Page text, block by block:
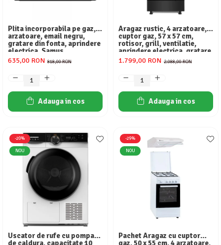
Plita incorporabila pe gaz, 4
arzatoare, email negru,
gratare din fonta, aprindere
electrica, Samus
818,00 RON
635,00 RON
Adauga in cos
Aragaz rustic, 4 arzatoare,
cuptor gaz, 57 x 57 cm,
rotisor, grill, ventilatie,
aprindere electrica, gratare
fonta, negru + plita inox,
Studio Casa Marco
2.088,00 RON
1.799,00 RON
Adauga in cos
-20%
NOU
Uscator de rufe cu pompa
de caldura, capacitate 10
-29%
NOU
Pachet Aragaz cu cuptor
gaz, 50 x 55 cm, 4 arzatoare,